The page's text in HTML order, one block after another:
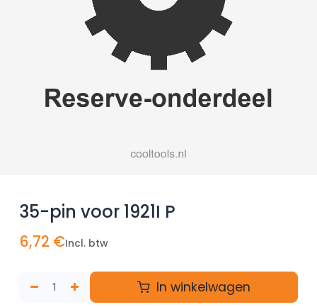
35-pin voor 1921I P
6,72 €Incl. btw
In winkelwagen